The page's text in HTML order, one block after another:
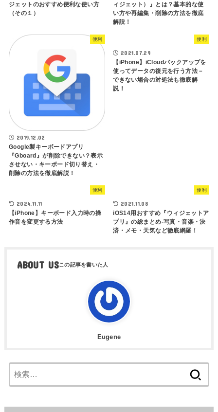
ジェットのおすすめ便利な使い方
（その１）
ィジェット）』とは？基本的な使
い方や再編集・削除の方法を徹底
解説！
便利
2019.12.02
Google製キーボードアプリ
『Gboard』が削除できない？表示
させない・キーボード切り替え・
削除の方法を徹底解説！
便利
2021.07.29
【iPhone】iCloudバックアップを
使ってデータの復元を行う方法－
できない場合の対処法も徹底解
説！
便利
2024.11.11
【iPhone】キーボード入力時の操
作音を変更する方法
便利
2021.11.08
iOS14用おすすめ『ウィジェットア
プリ』の総まとめ-写真・音楽・決
済・メモ・天気など徹底網羅！
ABOUT US
Eugene
索: